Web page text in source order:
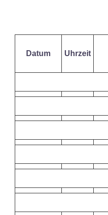
Datum Uhrzeit